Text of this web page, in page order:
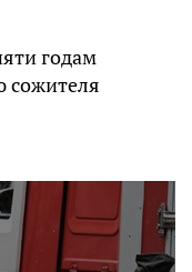
годам
сожителя